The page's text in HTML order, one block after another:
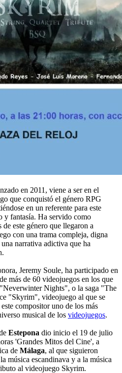
en 2011, viene a ser en el
que conquistó el género RPG
en un referente para este
y fantasía. Ha servido como
este género que llegaron a
con una trama compleja, digna
narrativa adictiva que ha
Jeremy Soule, ha participado en
más de 60 videojuegos en los que
Nights", o la saga "The
"Skyrim", videojuego al que se
compositor uno de los más
musical de los videojuegos.
Estepona dio inicio el 19 de julio
'Grandes Mitos del Cine', a
de Málaga, al que siguieron
música escandinava y a la música
al videojuego Skyrim.